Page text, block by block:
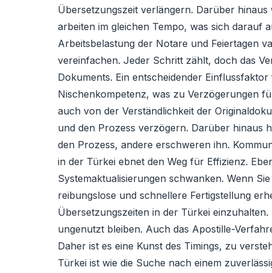
Übersetzungszeit verlängern. Darüber
arbeiten im gleichen Tempo, was sich darauf
Arbeitsbelastung der Notare und Feiertagen
vereinfachen. Jeder Schritt zählt, doch das
Dokuments. Ein entscheidender
Nischenkompetenz, was zu Verzögerungen
auch von der Verständlichkeit der
und den Prozess verzögern. Darüber hinaus
den Prozess, andere erschweren ihn.
in der Türkei ebnet den Weg für Effizienz.
Systemaktualisierungen schwanken. Wenn
reibungslose und schnellere Fertigstellung
Übersetzungszeiten in der Türkei
ungenutzt bleiben. Auch das Apostille-
Daher ist es eine Kunst des Timings, zu
Türkei ist wie die Suche nach einem